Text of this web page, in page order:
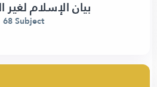
بيان الإسلام
68 Subject